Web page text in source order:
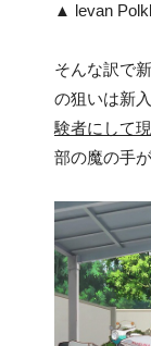
▲ levan
そんな訳で
の狙いは新
験者にして
部の魔の手